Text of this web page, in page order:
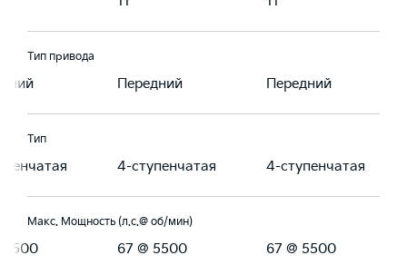
Тип привода
Передний Передний
Тип
4-ступенчатая 4-ступенчатая
Макс. Мощность (л.с.@ об/мин)
5500 67 @ 5500 67 @ 5500